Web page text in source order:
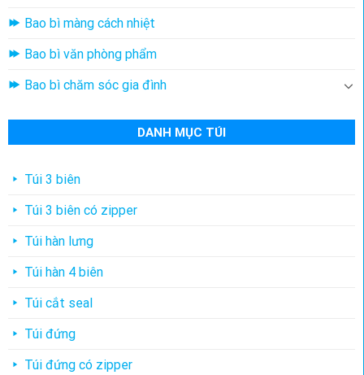
Bao bì màng cách nhiệt
Bao bì văn phòng phẩm
Bao bì chăm sóc gia đình
DANH MỤC TÚI
Túi 3 biên
Túi 3 biên có zipper
Túi hàn lưng
Túi hàn 4 biên
Túi cắt seal
Túi đứng
Túi đứng có zipper